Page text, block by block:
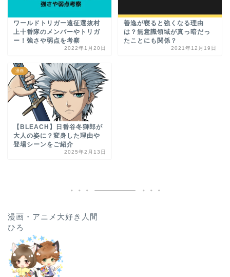
ワールドトリガー遠征選抜村
上十番隊のメンバーやトリガ
ー！強さや弱点を考察
2022年1月20日
善逸が寝ると強くなる理由
は？無意識領域が真っ暗だっ
たことにも関係？
2021年12月19日
漫画
【BLEACH】日番谷冬獅郎が
大人の姿に？変身した理由や
登場シーンをご紹介
2025年2月13日
漫画・アニメ大好き人間
ひろ